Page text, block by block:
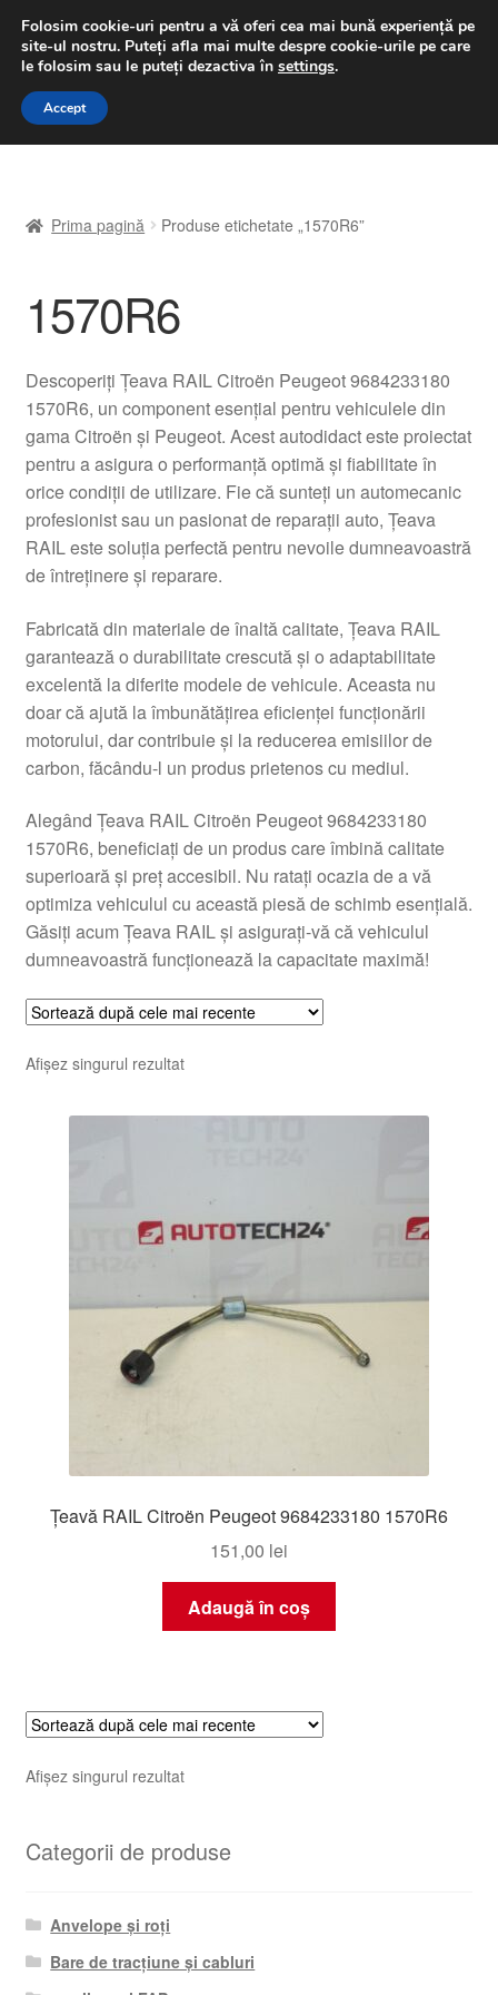
LIVRARE de la 33 lei
luni-vineri 9 a.m. - 4 p.m.031 229 6816
Sari
Sari
A lua legatura
Contul meu
Despre noi
Finalizare comandă
Livrare
Livrare în toată lumea
Plângere
Plățile
Politică de confidențialitate
Procedura de reclamație
Termeni si conditii
Prima pagină Produse etichetate „1570R6”
1570R6
Descoperiți Țeava RAIL Citroën Peugeot 9684233180
1570R6, un component esențial pentru vehiculele din
gama Citroën și Peugeot. Acest autodidact este proiectat
pentru a asigura o performanță optimă și fiabilitate în
orice condiții de utilizare. Fie că sunteți un automecanic
profesionist sau un pasionat de reparații auto, Țeava
RAIL este soluția perfectă pentru nevoile dumneavoastră
de întreținere și reparare.
Fabricată din materiale de înaltă calitate, Țeava RAIL
garantează o durabilitate crescută și o adaptabilitate
excelentă la diferite modele de vehicule. Aceasta nu
doar că ajută la îmbunătățirea eficienței funcționării
motorului, dar contribuie și la reducerea emisiilor de
carbon, făcându-l un produs prietenos cu mediul.
Alegând Țeava RAIL Citroën Peugeot 9684233180
1570R6, beneficiați de un produs care îmbină calitate
superioară și preț accesibil. Nu ratați ocazia de a vă
optimiza vehiculul cu această piesă de schimb esențială.
Găsiți acum Țeava RAIL și asigurați-vă că vehiculul
dumneavoastră funcționează la capacitate maximă!
Afișez singurul rezultat
Țeavă RAIL Citroën Peugeot 9684233180 1570R6
151,00 lei
Adaugă în coș
Afișez singurul rezultat
Categorii de produse
Anvelope și roți
Bare de tracțiune și cabluri
Folosim cookie-uri pentru a vă oferi cea mai bună experiență pe
site-ul nostru. Puteți afla mai multe despre cookie-urile pe care
le folosim sau le puteți dezactiva în settings.
Accept